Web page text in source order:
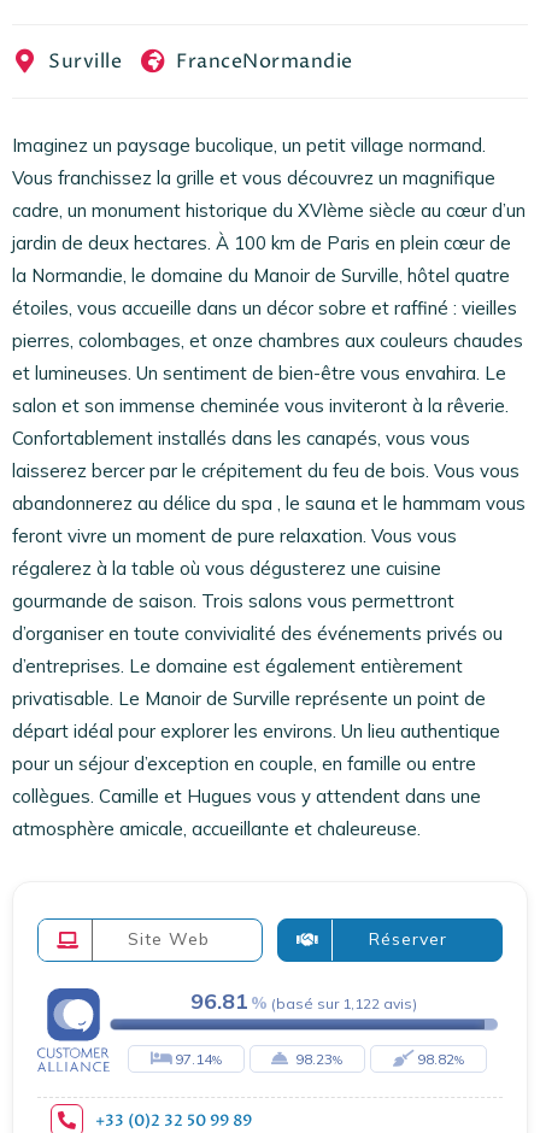
Surville FranceNormandie
Imaginez un paysage bucolique, un petit village normand.
Vous franchissez la grille et vous découvrez un magnifique
cadre, un monument historique du XVIème siècle au cœur d’un
jardin de deux hectares. À 100 km de Paris en plein cœur de
la Normandie, le domaine du Manoir de Surville, hôtel quatre
étoiles, vous accueille dans un décor sobre et raffiné : vieilles
pierres, colombages, et onze chambres aux couleurs chaudes
et lumineuses. Un sentiment de bien-être vous envahira. Le
salon et son immense cheminée vous inviteront à la rêverie.
Confortablement installés dans les canapés, vous vous
laisserez bercer par le crépitement du feu de bois. Vous vous
abandonnerez au délice du spa , le sauna et le hammam vous
feront vivre un moment de pure relaxation. Vous vous
régalerez à la table où vous dégusterez une cuisine
gourmande de saison. Trois salons vous permettront
d’organiser en toute convivialité des événements privés ou
d’entreprises. Le domaine est également entièrement
privatisable. Le Manoir de Surville représente un point de
départ idéal pour explorer les environs. Un lieu authentique
pour un séjour d’exception en couple, en famille ou entre
collègues. Camille et Hugues vous y attendent dans une
atmosphère amicale, accueillante et chaleureuse.
Site Web Réserver
96.81 (basé sur 1,122 avis)
97.14 98.23 98.82
+33 (0)2 32 50 99 89